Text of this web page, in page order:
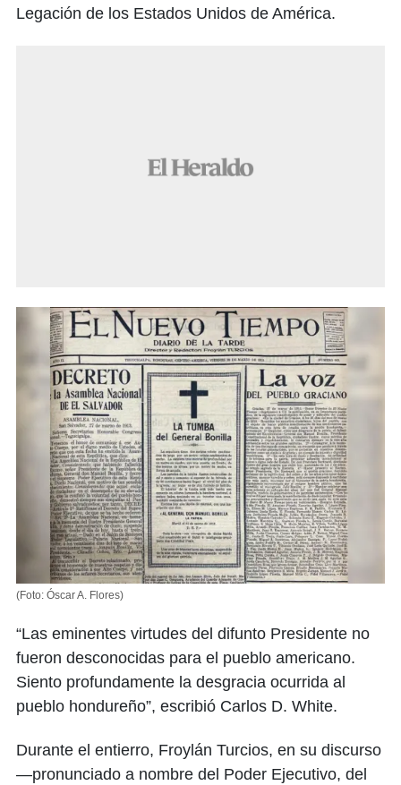
Legación de los Estados Unidos de América.
(Foto: Óscar A. Flores)
“Las eminentes virtudes del difunto Presidente no
fueron desconocidas para el pueblo americano.
Siento profundamente la desgracia ocurrida al
pueblo hondureño”, escribió Carlos D. White.
Durante el entierro, Froylán Turcios, en su discurso
—pronunciado a nombre del Poder Ejecutivo, del